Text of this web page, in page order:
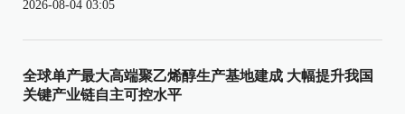
2026-08-04 03:05
全球单产最大高端聚乙烯醇生产基地建成 大幅提升我国
关键产业链自主可控水平